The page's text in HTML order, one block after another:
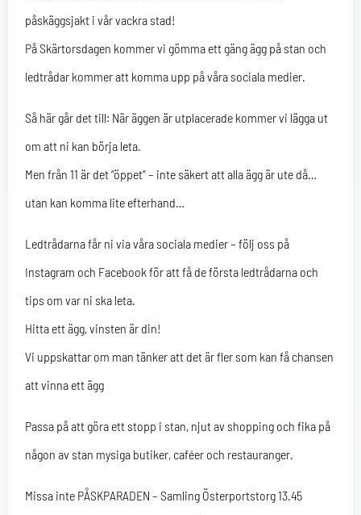
påskäggsjakt i vår vackra stad!
På Skärtorsdagen kommer vi gömma ett gäng ägg på stan och
ledtrådar kommer att komma upp på våra sociala medier.
Så här går det till: När äggen är utplacerade kommer vi lägga ut
om att ni kan börja leta.
Men från 11 är det “öppet” – inte säkert att alla ägg är ute då…
utan kan komma lite efterhand…
Ledtrådarna får ni via våra sociala medier – följ oss på
Instagram och Facebook för att få de första ledtrådarna och
tips om var ni ska leta.
Hitta ett ägg, vinsten är din!
Vi uppskattar om man tänker att det är fler som kan få chansen
att vinna ett ägg
Passa på att göra ett stopp i stan, njut av shopping och fika på
någon av stan mysiga butiker, caféer och restauranger.
Missa inte PÅSKPARADEN – Samling Österportstorg 13.45